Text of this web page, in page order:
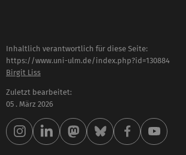
Inhaltlich verantwortlich für diese Seite:
https://www.uni-ulm.de/index.php?id=130884
Birgit Liss
Zuletzt bearbeitet:
05 . März 2026